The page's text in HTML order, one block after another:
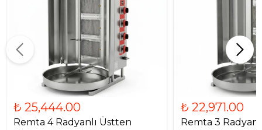
₺ 25,444.00
Remta 4 Radyanlı Üstten
₺ 22,971.00
Remta 3